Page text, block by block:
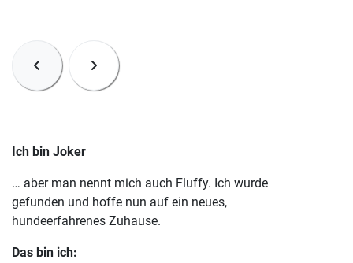
Ich bin Joker
… aber man nennt mich auch Fluffy. Ich wurde
gefunden und hoffe nun auf ein neues,
hundeerfahrenes Zuhause.
Das bin ich: